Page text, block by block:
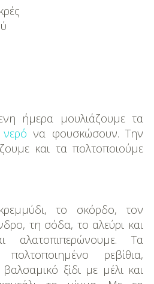
ήμερα μουλιάζουμε τα
νερό να φουσκώσουν. Την
και τα πολτοποιούμε
το σκόρδο, τον
τη σόδα, το αλεύρι και
αλατοπιπερώνουμε. Τα
ρεβίθια,
ξίδι με μέλι και